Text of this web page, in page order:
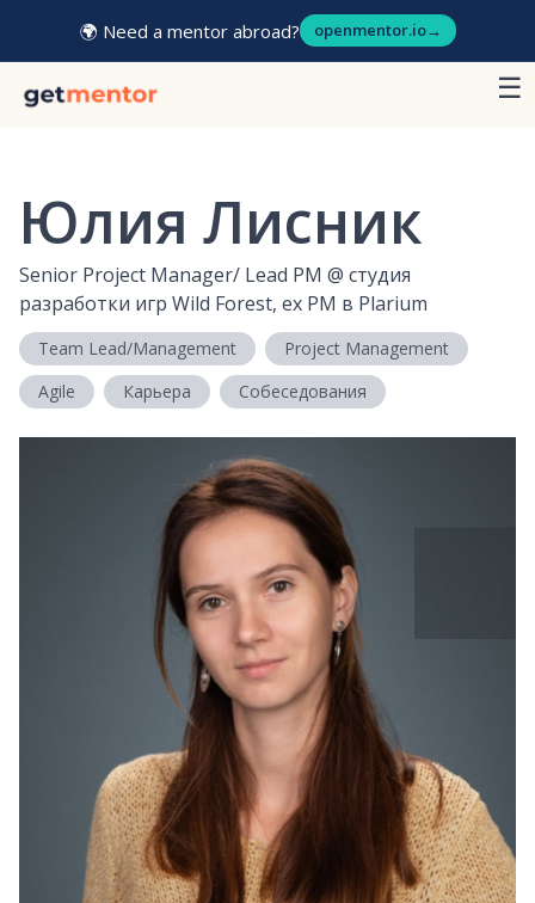
🌍 Need a mentor abroad? openmentor.io→
☰
Юлия Лисник
Senior Project Manager/ Lead PM @ студия
разработки игр Wild Forest, ex PM в Plarium
Team Lead/Management
Project Management
Agile
Карьера Собеседования